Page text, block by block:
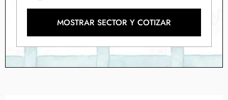
MOSTRAR SECTOR Y COTIZAR